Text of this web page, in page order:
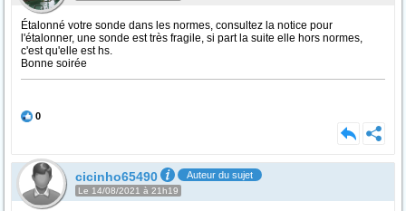
Étalonné votre sonde dans les normes, consultez la notice pour
l'étalonner, une sonde est très fragile, si part la suite elle hors normes,
c'est qu'elle est hs.
Bonne soirée
0
cicinho65490 Auteur du sujet
Le 14/08/2021 à 21h19